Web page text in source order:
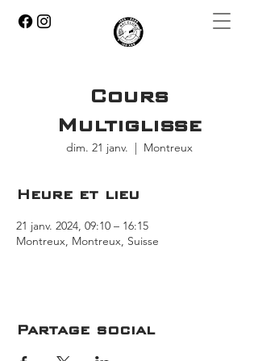
Cours
Multiglisse
dim. 21 janv.
  |
Montreux
Heure et lieu
21 janv. 2024, 09:10 – 16:15
Montreux, Montreux, Suisse
Partage social